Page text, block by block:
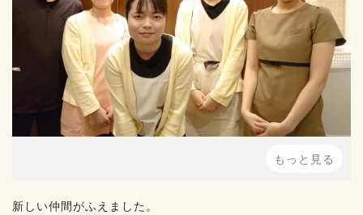
もっと見る
新しい仲間がふえました。